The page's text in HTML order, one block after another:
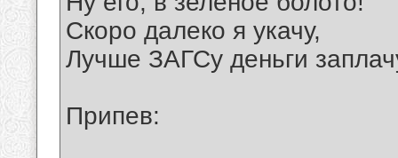
Скоро далеко я укачу,
Лучше ЗАГСу деньги
Припев: